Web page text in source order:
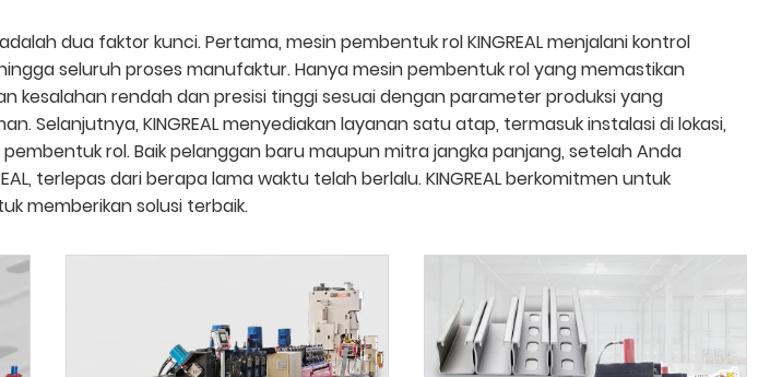
dua faktor kunci. Pertama, mesin pembentuk rol KINGREAL menjalani kontrol
seluruh proses manufaktur. Hanya mesin pembentuk rol yang memastikan
kesalahan rendah dan presisi tinggi sesuai dengan parameter produksi yang
KINGREAL menyediakan layanan satu atap, termasuk instalasi di lokasi,
rol. Baik pelanggan baru maupun mitra jangka panjang, setelah Anda
terlepas dari berapa lama waktu telah berlalu. KINGREAL berkomitmen untuk
memberikan solusi terbaik.